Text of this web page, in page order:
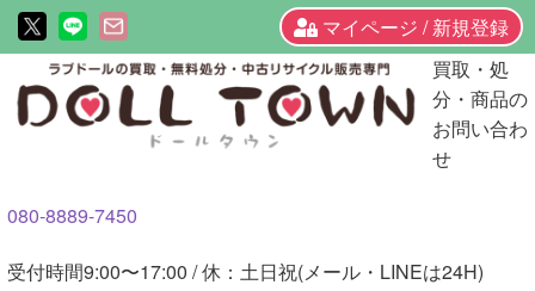
マイページ / 新規登録
ビ
ゲ
ョ
へ
ン
テ
へ
キ
買取・処
分・商品の
お問い合わ
せ
080-8889-7450
受付時間9:00〜17:00 / 休：土日祝(メール・LINEは24H)